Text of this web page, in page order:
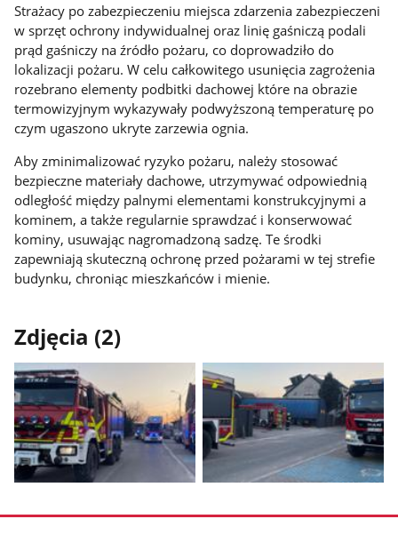
Strażacy po zabezpieczeniu miejsca zdarzenia zabezpieczeni
w sprzęt ochrony indywidualnej oraz linię gaśniczą podali
prąd gaśniczy na źródło pożaru, co doprowadziło do
lokalizacji pożaru. W celu całkowitego usunięcia zagrożenia
rozebrano elementy podbitki dachowej które na obrazie
termowizyjnym wykazywały podwyższoną temperaturę po
czym ugaszono ukryte zarzewia ognia.
Aby zminimalizować ryzyko pożaru, należy stosować
bezpieczne materiały dachowe, utrzymywać odpowiednią
odległość między palnymi elementami konstrukcyjnymi a
kominem, a także regularnie sprawdzać i konserwować
kominy, usuwając nagromadzoną sadzę. Te środki
zapewniają skuteczną ochronę przed pożarami w tej strefie
budynku, chroniąc mieszkańców i mienie.
Zdjęcia (2)
zdjęcie
zdjęcie